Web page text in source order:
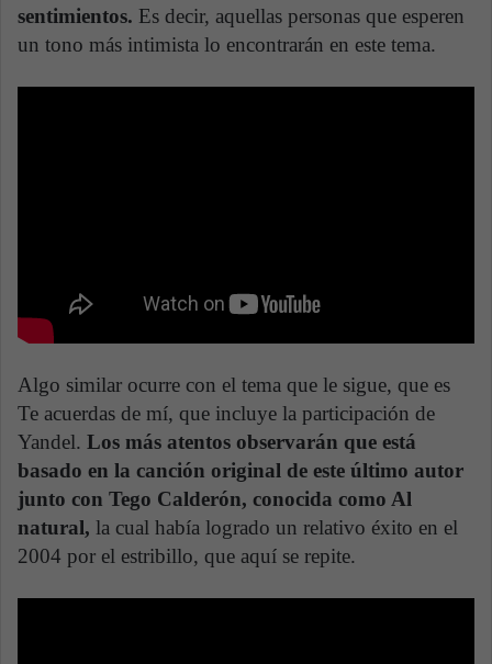
sentimientos. Es decir, aquellas personas que esperen
un tono más intimista lo encontrarán en este tema.
Algo similar ocurre con el tema que le sigue, que es
Te acuerdas de mí, que incluye la participación de
Yandel. Los más atentos observarán que está
basado en la canción original de este último autor
junto con Tego Calderón, conocida como Al
natural, la cual había logrado un relativo éxito en el
2004 por el estribillo, que aquí se repite.